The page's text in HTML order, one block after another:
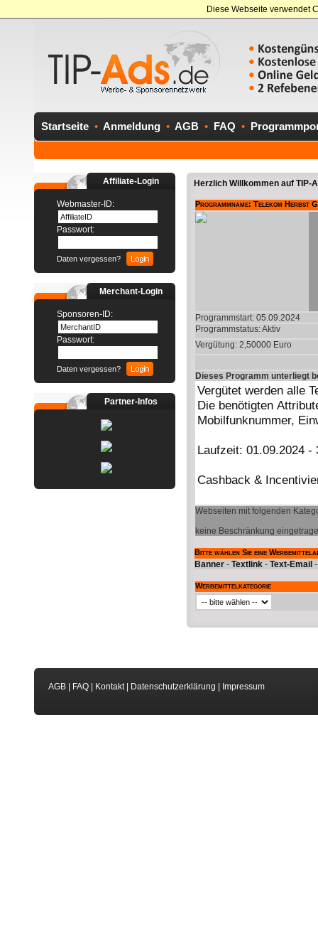
Diese Webseite verwendet
Startseite • Anmeldung • AGB • FAQ •
Affiliate-Login
Webmaster-ID:
Passwort:
Daten vergessen?
Merchant-Login
Sponsoren-ID:
Passwort:
Daten vergessen?
Partner-Infos
Herzlich Willkommen auf TIP-
Programmname: Telekom Herbst
Programmstart: 05.09.2024
Programmstatus:Aktiv
Vergütung: 2,50000 Euro
Dieses Programm unterliegt
Webseiten mit folgenden
keine Beschränkung
Bitte wählen Sie eine
Banner - Textlink - Text-Email
Werbemittelkategorie
AGB FAQ Kontakt| Datenschutzerklärung Impressum